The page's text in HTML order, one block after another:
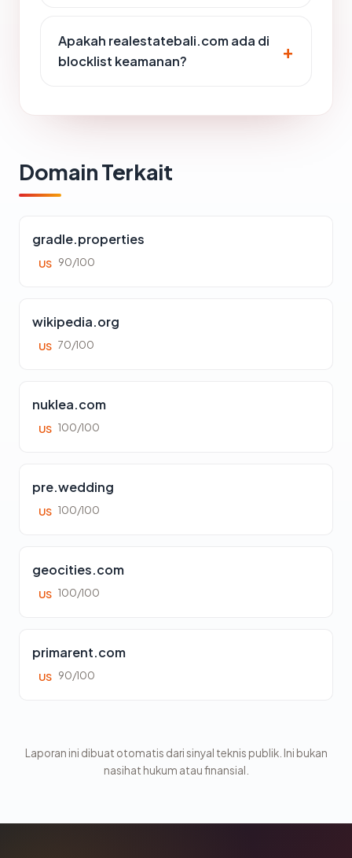
Apakah realestatebali.com ada di
blocklist keamanan?
Domain Terkait
gradle.properties
US 90/100
wikipedia.org
US 70/100
nuklea.com
US 100/100
pre.wedding
US 100/100
geocities.com
US 100/100
primarent.com
US 90/100
Laporan ini dibuat otomatis dari sinyal teknis publik. Ini bukan
nasihat hukum atau finansial.